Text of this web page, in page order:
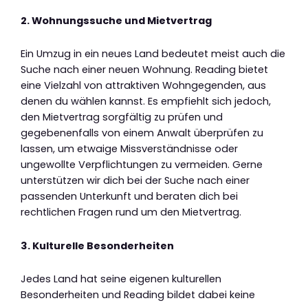
2. Wohnungssuche und Mietvertrag
Ein Umzug in ein neues Land bedeutet meist auch die
Suche nach einer neuen Wohnung. Reading bietet
eine Vielzahl von attraktiven Wohngegenden, aus
denen du wählen kannst. Es empfiehlt sich jedoch,
den Mietvertrag sorgfältig zu prüfen und
gegebenenfalls von einem Anwalt überprüfen zu
lassen, um etwaige Missverständnisse oder
ungewollte Verpflichtungen zu vermeiden. Gerne
unterstützen wir dich bei der Suche nach einer
passenden Unterkunft und beraten dich bei
rechtlichen Fragen rund um den Mietvertrag.
3. Kulturelle Besonderheiten
Jedes Land hat seine eigenen kulturellen
Besonderheiten und Reading bildet dabei keine